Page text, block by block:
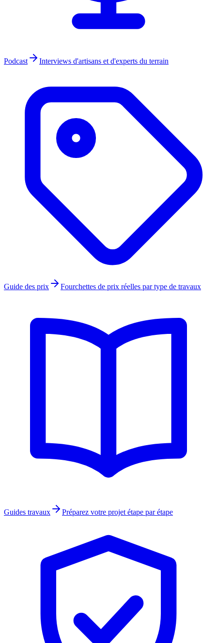
Podcast Interviews d'artisans et d'experts du terrain
Guide des prix Fourchettes de prix réelles par type de travaux
Guides travaux Préparez votre projet étape par étape